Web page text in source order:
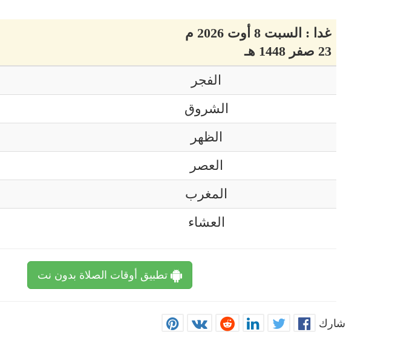
غدا : السبت 8 أوت 2026 م
23 صفر 1448 هـ
الفجر
الشروق
الظهر
العصر
المغرب
العشاء
تطبيق أوقات الصلاة بدون نت
شارك